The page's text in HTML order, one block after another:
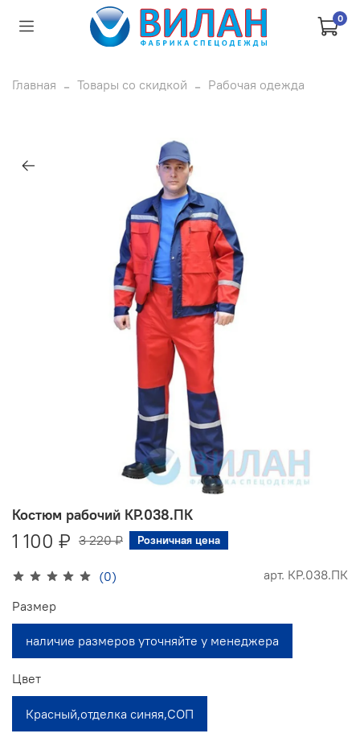
0
Главная Товары со скидкой Рабочая одежда
(0) арт. КР.038.ПК
Костюм рабочий КР.038.ПК
1 100 ₽ 3 220 ₽ Розничная цена
Размер
наличие размеров уточняйте у менеджера
Цвет
Красный,отделка синяя,СОП